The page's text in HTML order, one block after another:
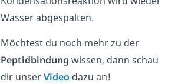
Wasser abgespalten.
Möchtest du noch mehr zu der
Peptidbindung wissen, dann schau
dir unserVideo dazu an!